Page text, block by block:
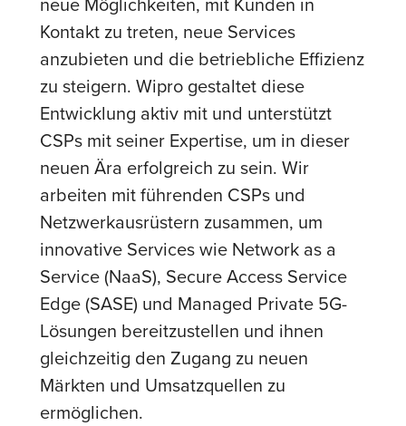
Kontakt zu treten, neue Services
anzubieten und die betriebliche Effizienz
zu steigern. Wipro gestaltet diese
Entwicklung aktiv mit und unterstützt
CSPs mit seiner Expertise, um in dieser
neuen Ära erfolgreich zu sein. Wir
arbeiten mit führenden CSPs und
Netzwerkausrüstern zusammen, um
innovative Services wie Network as a
Service (NaaS), Secure Access Service
Edge (SASE) und Managed Private 5G-
Lösungen bereitzustellen und ihnen
gleichzeitig den Zugang zu neuen
Märkten und Umsatzquellen zu
ermöglichen.